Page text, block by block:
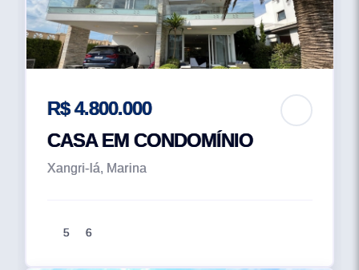
R$ 4.800.000
CASA EM CONDOMÍNIO
Xangri-lá, Marina
5 6